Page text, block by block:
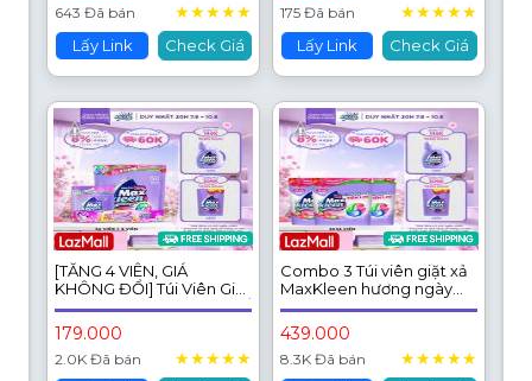
643 Đã bán ★★★★★
Lấy Link Check Giá
175 Đã bán ★★★★★
Lấy Link Check Giá
[TĂNG 4 VIÊN, GIÁ
KHÔNG ĐỔI] Túi Viên Giặt
Xả MaxKleen Huyền diệu/
Ngày Thư thái/ Dấu ấn
ngọt ngào (34 viên/ túi)
179.000
2.0K Đã bán ★★★★★
Combo 3 Túi viên giặt xả
MaxKleen hương ngày
thư thái (34 viên/túi)
439.000
8.3K Đã bán ★★★★★